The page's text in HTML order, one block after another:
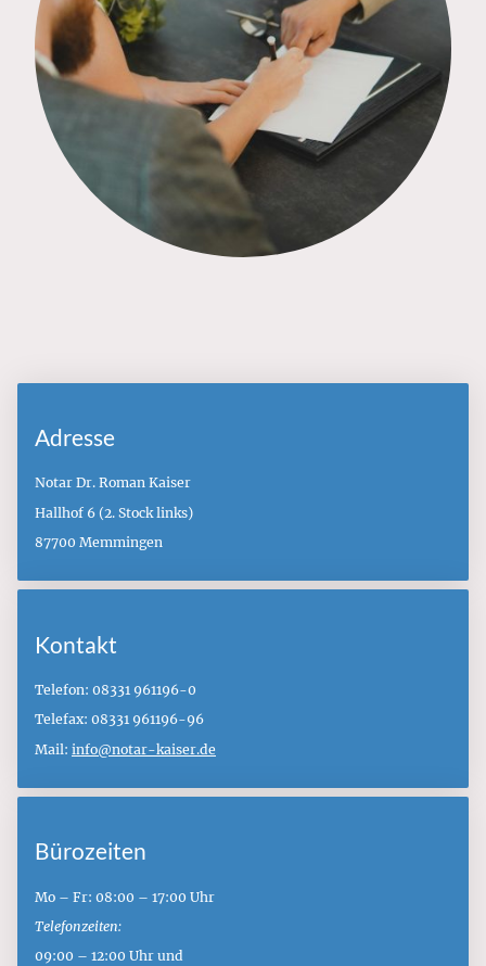
Adresse
Notar Dr. Roman Kaiser
Hallhof 6 (2. Stock links)
87700 Memmingen
Kontakt
Telefon: 08331 961196-0
Telefax: 08331 961196-96
Mail: info@notar-kaiser.de
Bürozeiten
Mo – Fr: 08:00 – 17:00 Uhr
Telefonzeiten:
09:00 – 12:00 Uhr und